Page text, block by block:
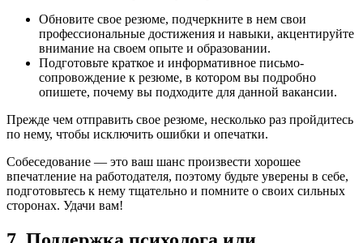
Обновите свое резюме, подчеркните в нем свои
профессиональные достижения и навыки, акцентируйте
внимание на своем опыте и образовании.
Подготовьте краткое и информативное письмо-
сопровождение к резюме, в котором вы подробно
опишете, почему вы подходите для данной вакансии.
Прежде чем отправить свое резюме, несколько раз пройдитесь
по нему, чтобы исключить ошибки и опечатки.
Собеседование — это ваш шанс произвести хорошее
впечатление на работодателя, поэтому будьте уверены в себе,
подготовьтесь к нему тщательно и помните о своих сильных
сторонах. Удачи вам!